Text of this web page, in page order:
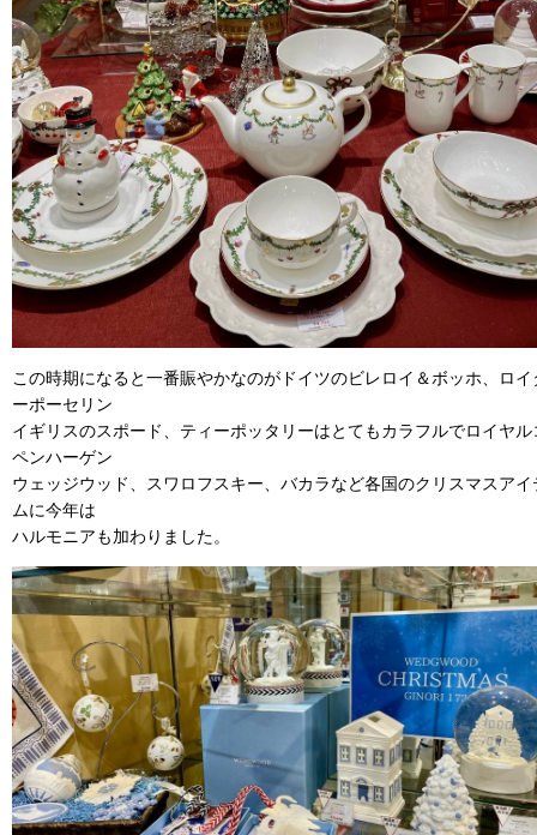
この時期になると一番賑やかなのがドイツのビレロイ＆ボッホ、ロイ
ーポーセリン
イギリスのスポード、ティーポッタリーはとてもカラフルでロイヤル
ペンハーゲン
ウェッジウッド、スワロフスキー、バカラなど各国のクリスマスアイ
ムに今年は
ハルモニアも加わりました。